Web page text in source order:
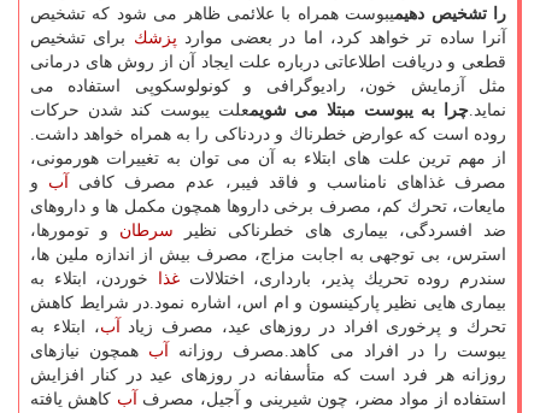
را تشخیص دهیمیبوست همراه با علائمی ظاهر می شود كه تشخیص
آنرا ساده تر خواهد كرد، اما در بعضی موارد پزشك برای تشخیص
قطعی و دریافت اطلاعاتی درباره علت ایجاد آن از روش های درمانی
مثل آزمایش خون، رادیوگرافی و كونولوسكوپی استفاده می
نماید.چرا به یبوست مبتلا می شویمعلت یبوست كند شدن حركات
روده است كه عوارض خطرناك و دردناكی را به همراه خواهد داشت.
از مهم ترین علت های ابتلاء به آن می توان به تغییرات هورمونی،
مصرف غذاهای نامناسب و فاقد فیبر، عدم مصرف كافی
آب و
مایعات، تحرك كم، مصرف برخی داروها همچون مكمل ها و داروهای
ضد افسردگی، بیماری های خطرناكی نظیر سرطان و تومورها،
استرس، بی توجهی به اجابت مزاج، مصرف بیش از اندازه ملین ها،
سندرم روده تحریك پذیر، بارداری، اختلالات غذا
خوردن، ابتلاء به
بیماری هایی نظیر پاركینسون و ام اس، اشاره نمود.در شرایط كاهش
تحرك و پرخوری افراد در روزهای عید، مصرف زیاد
آب، ابتلاء به
یبوست را در افراد می كاهد.مصرف روزانه
آب همچون نیازهای
روزانه هر فرد است كه متأسفانه در روزهای عید در كنار افزایش
استفاده از مواد مضر، چون شیرینی و آجیل، مصرف
آب كاهش یافته